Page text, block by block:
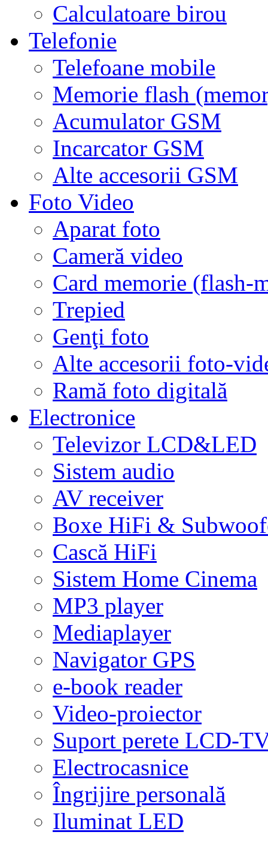
Calculatoare birou
Telefonie
Telefoane mobile
Memorie flash
Acumulator GSM
Incarcator GSM
Alte accesorii GSM
Foto Video
Aparat foto
Cameră video
Card memorie (flash-
Trepied
Genţi foto
Alte accesorii foto-
Ramă foto digitală
Electronice
Televizor LCD&LED
Sistem audio
AV receiver
Boxe HiFi &
Cască HiFi
Sistem Home Cinema
MP3 player
Mediaplayer
Navigator GPS
e-book reader
Video-proiector
Suport perete LCD-
Electrocasnice
Îngrijire personală
Iluminat LED